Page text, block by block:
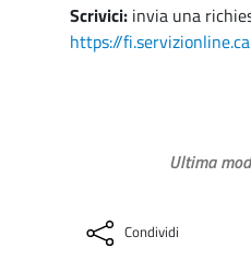
Scrivici: invia una
https://
Ultima
Condividi